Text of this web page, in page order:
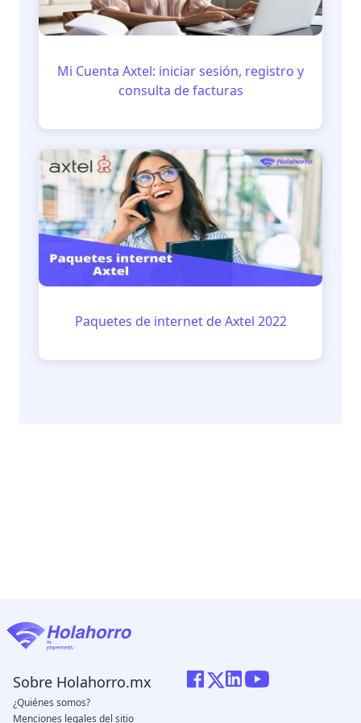
Mi Cuenta Axtel: iniciar sesión, registro y
consulta de facturas
Paquetes de internet de Axtel 2022